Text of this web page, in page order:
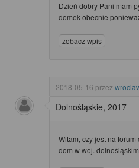
Dzień dobry Pani mam
domek obecnie
zobacz wpis
2018-05-16 przez
Dolnośląskie, 2017
Witam, czy jest na
dom w woj.